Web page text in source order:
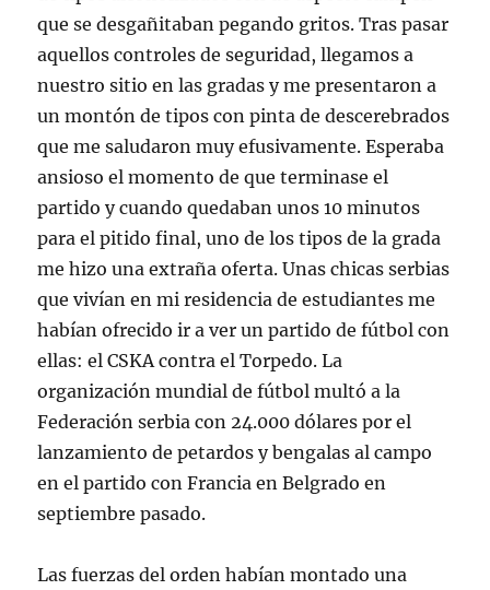
que se desgañitaban pegando gritos. Tras pasar
aquellos controles de seguridad, llegamos a
nuestro sitio en las gradas y me presentaron a
un montón de tipos con pinta de descerebrados
que me saludaron muy efusivamente. Esperaba
ansioso el momento de que terminase el
partido y cuando quedaban unos 10 minutos
para el pitido final, uno de los tipos de la grada
me hizo una extraña oferta. Unas chicas serbias
que vivían en mi residencia de estudiantes me
habían ofrecido ir a ver un partido de fútbol con
ellas: el CSKA contra el Torpedo. La
organización mundial de fútbol multó a la
Federación serbia con 24.000 dólares por el
lanzamiento de petardos y bengalas al campo
en el partido con Francia en Belgrado en
septiembre pasado.
Las fuerzas del orden habían montado una